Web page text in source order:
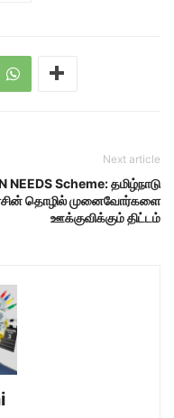
Next article
NEEDS Scheme: தமிழ்நாடு
தொழில் முனைவோர்களை
ஊக்குவிக்கும் திட்டம்